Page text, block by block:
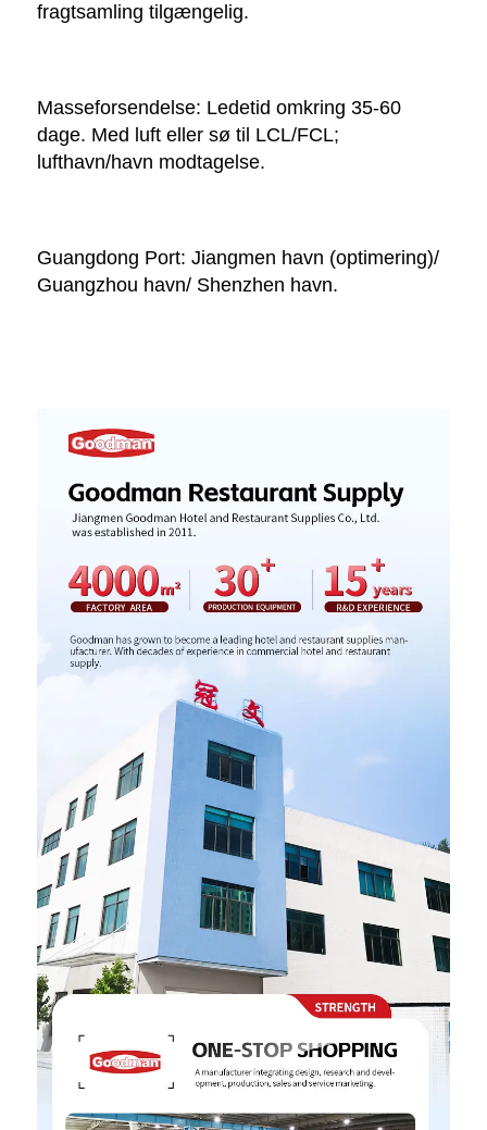
fragtsamling tilgængelig.
Masseforsendelse: Ledetid omkring 35-60
dage. Med luft eller sø til LCL/FCL;
lufthavn/havn modtagelse.
Guangdong Port: Jiangmen havn (optimering)/
Guangzhou havn/ Shenzhen havn.